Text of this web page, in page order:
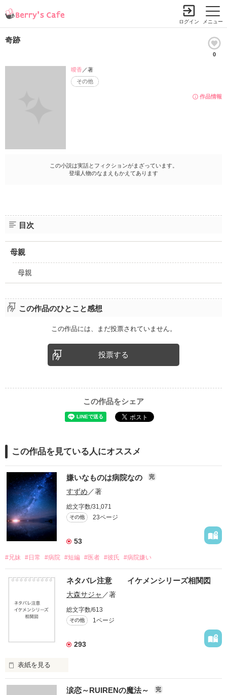
メニュー
ログイン
奇跡
0
作品情報
その他
曖香／著
この小説は実話とフィクションがまざっています。
登場人物のなまえもかえてあります
目次
母親
母親
この作品のひとこと感想
この作品には、まだ投票されていません。
投票する
この作品をシェア
この作品を見ている人にオススメ
嫌いなものは病院なの 完
すずめ ／著
総文字数/31,071
その他 23ページ
53
#兄妹 #日常 #病院 #短編 #医者 #彼氏 #病院嫌い
ネタバレ注意 イケメンシリーズ相関図
大森サジャ ／著
総文字数/613
その他 1ページ
293
表紙を見る
イケメンシリーズ相関図
涙恋～RUIRENの魔法～ 完